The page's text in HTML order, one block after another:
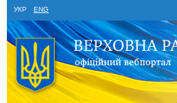
УКР ENG